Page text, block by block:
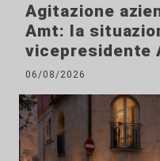
Agitazione
Amt: la
vicepresidente
06/08/2026